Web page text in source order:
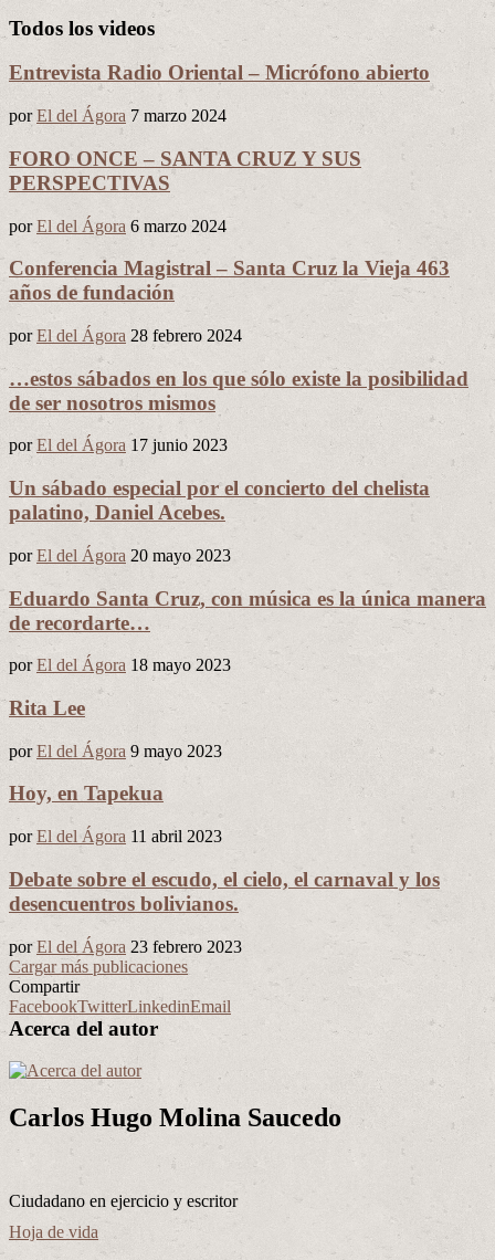
Todos los videos
Entrevista Radio Oriental – Micrófono abierto
porEl del Ágora 7 marzo 2024
FORO ONCE – SANTA CRUZ Y SUS
PERSPECTIVAS
porEl del Ágora 6 marzo 2024
Conferencia Magistral – Santa Cruz la Vieja 463
años de fundación
porEl del Ágora 28 febrero 2024
…estos sábados en los que sólo existe la posibilidad
de ser nosotros mismos
porEl del Ágora 17 junio 2023
Un sábado especial por el concierto del chelista
palatino, Daniel Acebes.
porEl del Ágora 20 mayo 2023
Eduardo Santa Cruz, con música es la única manera
de recordarte…
porEl del Ágora 18 mayo 2023
Rita Lee
porEl del Ágora 9 mayo 2023
Hoy, en Tapekua
porEl del Ágora 11 abril 2023
Debate sobre el escudo, el cielo, el carnaval y los
desencuentros bolivianos.
porEl del Ágora 23 febrero 2023
Cargar más publicaciones
Compartir
FacebookTwitterLinkedinEmail
Acerca del autor
Carlos Hugo Molina Saucedo
Ciudadano en ejercicio y escritor
Hoja de vida